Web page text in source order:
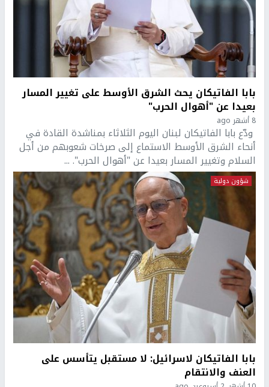
بابا الفاتيكان يحث الشرق الأوسط على تغيير المسار
بعيدا عن "أهوال الحرب"
8 أشهر ago
ودّع بابا الفاتيكان لبنان اليوم الثلاثاء بمناشدة القادة في
أنحاء الشرق الأوسط الاستماع إلى صرخات شعوبهم من أجل
السلام وتغيير المسار بعيدا عن "أهوال الحرب". ...
شؤون دولية
بابا الفاتيكان لاسرائيل: لا مستقبل يتأسس على
العنف والانتقام